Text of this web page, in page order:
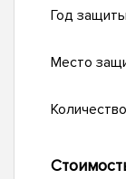
Год
Место